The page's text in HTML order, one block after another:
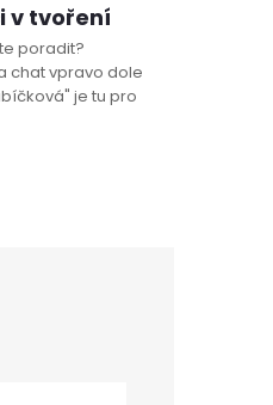
v tvoření
poradit?
chat vpravo dole
je tu pro